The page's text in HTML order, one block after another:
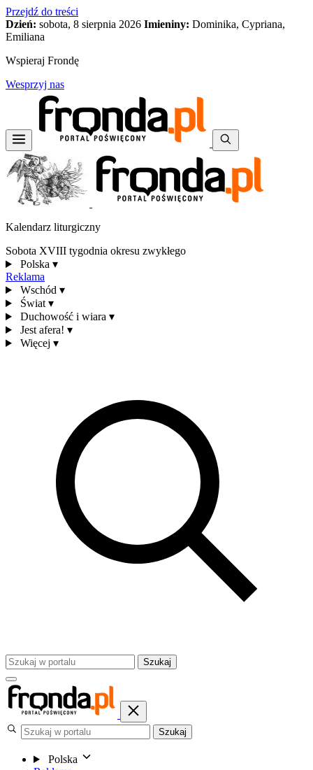
Przejdź do treści
Dzień: sobota, 8 sierpnia 2026 Imieniny: Dominika, Cypriana,
Emiliana
Wspieraj Frondę
Wesprzyj nas
Kalendarz liturgiczny
Sobota XVIII tygodnia okresu zwykłego
Polska ▾
Reklama
Wschód ▾
Świat ▾
Duchowość i wiara ▾
Jest afera! ▾
Więcej ▾
Szukaj
Szukaj
Polska